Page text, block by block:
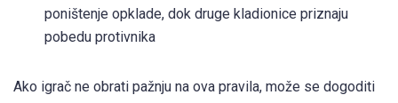
poništenje opklade, dok druge kladionice priznaju
pobedu protivnika
Ako igrač ne obrati pažnju na ova pravila, može se dogoditi